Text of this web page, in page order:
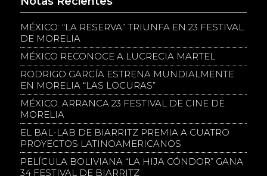
MÉXICO: “LA RESERVA” TRIUNFA EN 23 FESTIVAL
DE MORELIA
MÉXICO RECONOCE A LUCRECIA MARTEL
RODRIGO GARCÍA ESTRENA MUNDIALMENTE
EN MORELIA “LAS LOCURAS”
MÉXICO: ARRANCA 23 FESTIVAL DE CINE DE
MORELIA
EL BAL-LAB DE BIARRITZ PREMIA A CUATRO
PROYECTOS LATINOAMERICANOS
PELÍCULA BOLIVIANA “LA HIJA CÓNDOR” GANA
34 FESTIVAL DE BIARRITZ